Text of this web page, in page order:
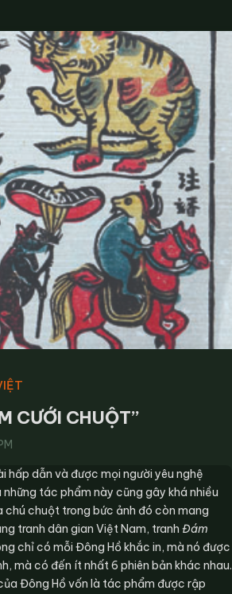
CƯỚI CHUỘT”
dẫn và được mọi người yêu nghệ
tác phẩm này cũng gây khá nhiều
chú chuột trong bức ảnh đó còn mang
tranh dân gian Việt Nam, tranh Đám
chỉ có mỗi Đông Hồ khắc in, mà nó được
mà có đến ít nhất 6 phiên bản khác nhau.
Đông Hồ vốn là tác phẩm được rập